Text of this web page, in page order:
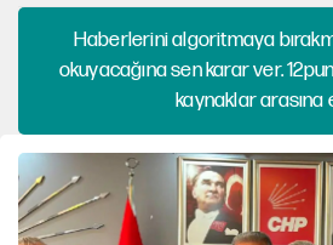
Haberlerini algoritmaya
okuyacağına sen karar ver.
kaynaklar arasına